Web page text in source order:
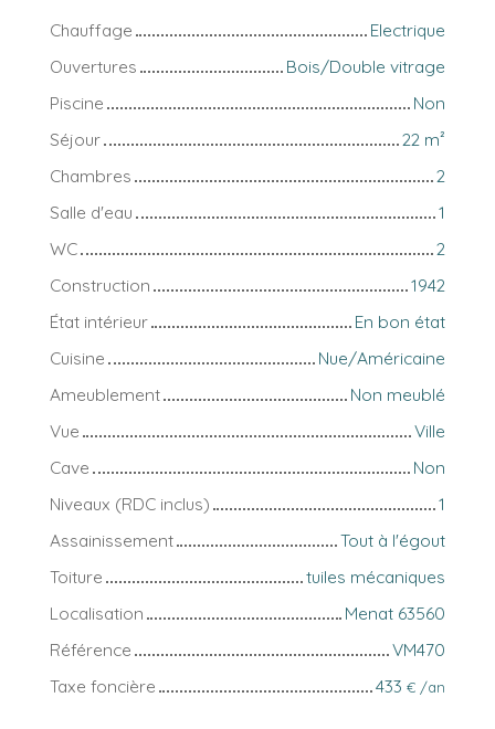
Chauffage
Electrique
Ouvertures
Bois/Double vitrage
Piscine
Non
Séjour
22 m²
Chambres
2
Salle d'eau
1
WC
2
Construction
1942
État intérieur
En bon état
Cuisine
Nue/Américaine
Ameublement
Non meublé
Vue
Ville
Cave
Non
Niveaux (RDC inclus)
1
Assainissement
Tout à l'égout
Toiture
tuiles mécaniques
Localisation
Menat 63560
Référence
VM470
Taxe foncière
433 € /an